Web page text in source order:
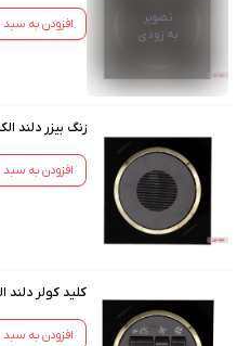
تصویر
به زودی
افزودن به
زنگ بیزر دلند
افزودن به
کلید کولر
افزودن به